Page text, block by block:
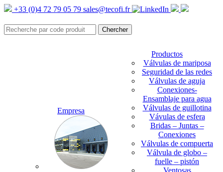
+33 (0)4 72 79 05 79 sales@tecofi.fr
Empresa
Productos
Válvulas de mariposa
Seguridad de las redes
Válvulas de aguja
Conexiones-
Ensamblaje para agua
Válvulas de guillotina
Vávulas de esfera
Bridas – Juntas –
Conexiones
Válvulas de compuerta
Válvula de globo –
fuelle – pistón